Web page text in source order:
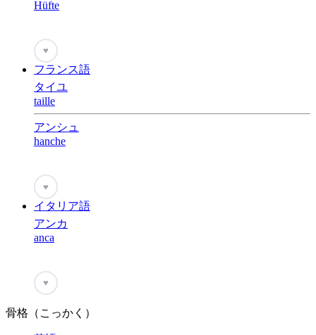
Hüfte
♥
フランス語
タイユ
taille
アンシュ
hanche
♥
イタリア語
アンカ
anca
♥
骨格（こっかく）